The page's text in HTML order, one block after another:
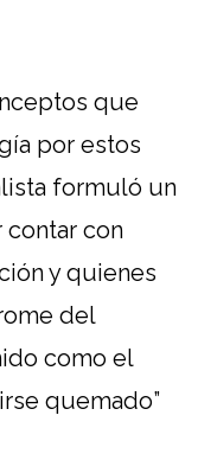
que
por estos
formuló un
con
y quienes
del
como el
quemado”